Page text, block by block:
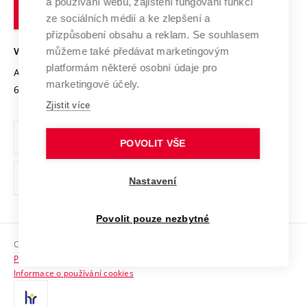
Open Science
Projekty
Projekty ze strukturálních fondů
Specifický výzkum
Mezinárodní dohody
Univerzitní sítě
Podnikavá univerzita / ContriBUTe
Bezpečná univerzita
Vyznamenání
Organizační struktura
Ochrana osobních údajů
odkaz)
Sociální bezpečí
HR Award
technické
VYSOKÉ UČENÍ TECHNICKÉ V BRNĚ
Antonínská 548/1
602 00 Brno
www.vut.cz
vut@vutbr.cz
Copyright © 2026 VUT
Prohlášení o přístupnosti
Informace o používání cookies
ze sociálních médií a ke zlepšení a
přizpůsobení obsahu a reklam. Se souhlasem
můžeme také předávat marketingovým
platformám některé osobní údaje pro
marketingové účely.
Zjistit více
POVOLIT VŠE
Nastavení
Povolit pouze nezbytné